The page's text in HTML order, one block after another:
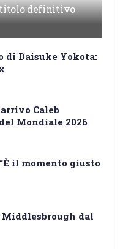
titolo definitivo
di Daisuke Yokota:
Caleb
Mondiale 2026
il momento giusto
dal